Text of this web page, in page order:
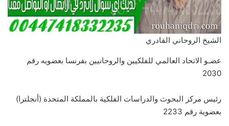
الشيخ الروحاني القادري
عضـو الاتحاد العالمي للفلكيين والروحانيين بفرنسا بعضويه رقم
2030
رئيس مركز البحوث والدراسات الفلكية بالمملكة المتحدة (أنجلترا)
بعضوية رقم 2233